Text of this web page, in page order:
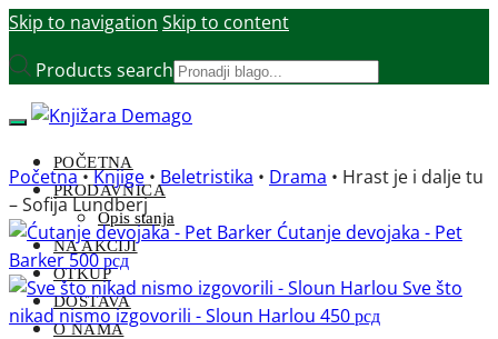
Skip to navigation Skip to content
Products search
POČETNA
PRODAVNICA
Opis stanja
NA AKCIJI
OTKUP
DOSTAVA
O NAMA
Početna•Knjige • Beletristika • Drama • Hrast je i dalje tu
– Sofija Lundberj
Ćutanje devojaka - Pet
Barker500рсд
Sve što
nikad nismo izgovorili - Sloun Harlou 450рсд